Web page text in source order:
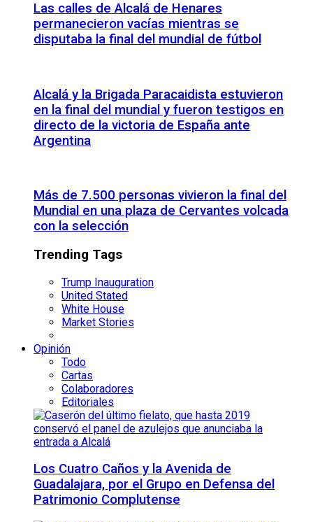
Las calles de Alcalá de Henares
permanecieron vacías mientras se
disputaba la final del mundial de fútbol
Alcalá y la Brigada Paracaidista estuvieron
en la final del mundial y fueron testigos en
directo de la victoria de España ante
Argentina
Más de 7.500 personas vivieron la final del
Mundial en una plaza de Cervantes volcada
con la selección
Trending Tags
Trump Inauguration
United Stated
White House
Market Stories
Opinión
Todo
Cartas
Colaboradores
Editoriales
Los Cuatro Caños y la Avenida de
Guadalajara, por el Grupo en Defensa del
Patrimonio Complutense